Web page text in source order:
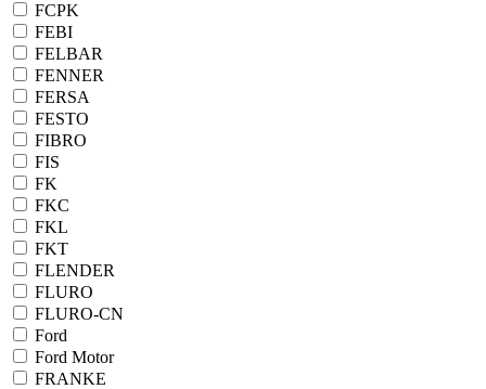
FCPK
FEBI
FELBAR
FENNER
FERSA
FESTO
FIBRO
FIS
FK
FKC
FKL
FKT
FLENDER
FLURO
FLURO-CN
Ford
Ford Motor
FRANKE